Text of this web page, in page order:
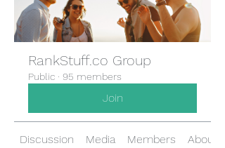
RankStuff.co Group
Public · 95 members
Join
Discussion Media Members About